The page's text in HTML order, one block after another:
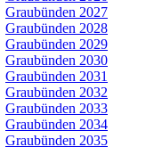
Graubünden 2027
Graubünden 2028
Graubünden 2029
Graubünden 2030
Graubünden 2031
Graubünden 2032
Graubünden 2033
Graubünden 2034
Graubünden 2035